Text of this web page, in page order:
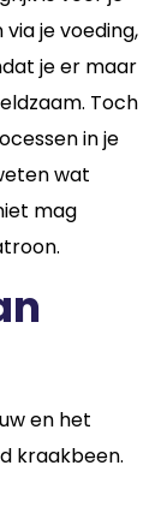
je voeding,
je er maar
Toch
in je
wat
mag
en het
kraakbeen.